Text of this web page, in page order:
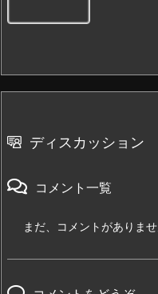
ディスカッション
コメント一覧
まだ、コメントがありま